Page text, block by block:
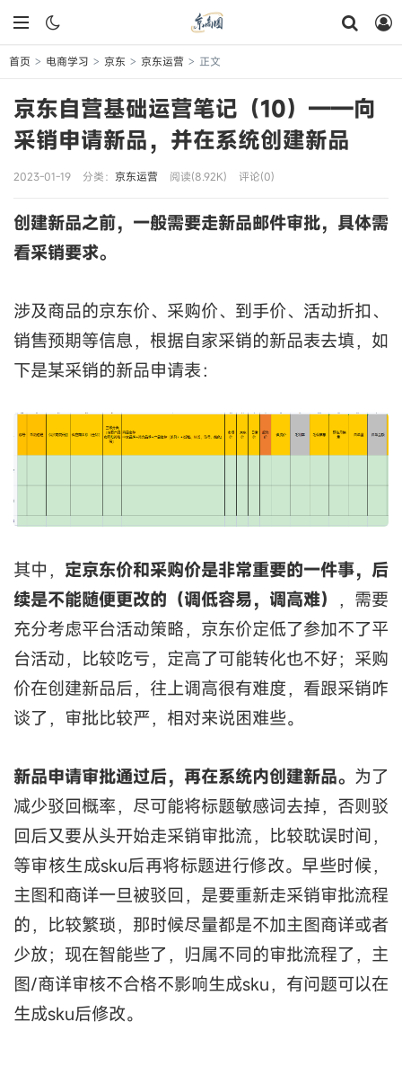
首页 > 电商学习 > 京东 > 京东运营 > 正文
京东自营基础运营笔记（10）——向
采销申请新品，并在系统创建新品
2023-01-19 分类： 京东运营 阅读(8.92K) 评论(0)
创建新品之前，一般需要走新品邮件审批，具体需
看采销要求。
涉及商品的京东价、采购价、到手价、活动折扣、
销售预期等信息，根据自家采销的新品表去填，如
下是某采销的新品申请表：
其中， 定京东价和采购价是非常重要的一件事，后
续是不能随便更改的（调低容易，调高难） ，需要
充分考虑平台活动策略，京东价定低了参加不了平
台活动，比较吃亏，定高了可能转化也不好；采购
价在创建新品后，往上调高很有难度，看跟采销咋
谈了，审批比较严，相对来说困难些。
新品申请审批通过后，再在系统内创建新品。 为了
减少驳回概率，尽可能将标题敏感词去掉，否则驳
回后又要从头开始走采销审批流，比较耽误时间，
等审核生成sku后再将标题进行修改。早些时候，
主图和商详一旦被驳回，是要重新走采销审批流程
的，比较繁琐，那时候尽量都是不加主图商详或者
少放；现在智能些了，归属不同的审批流程了，主
图/商详审核不合格不影响生成sku，有问题可以在
生成sku后修改。